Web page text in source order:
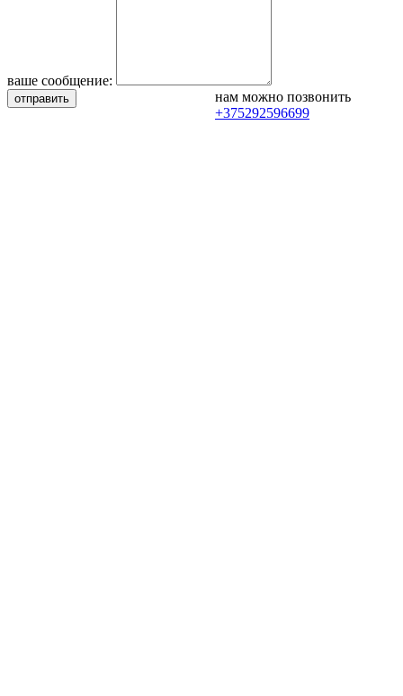
ваше сообщение:
отправить
нам можно позвонить
+375292596699